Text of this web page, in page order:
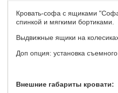
Кровать-софа с ящиками
спинкой и мягкими бортиками.
Выдвижные ящики на
Доп опция: установка
Внешние габариты кровати: